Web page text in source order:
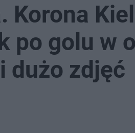
Korona
po golu w
dużo zdjęć